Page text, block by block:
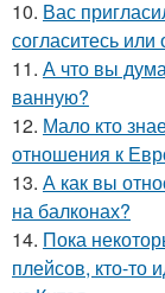
10. Вас
согласитесь или
11. А что вы
ванную?
12. Мало кто
отношения к
13. А как вы
на балконах?
14. Пока
плейсов, кто-то